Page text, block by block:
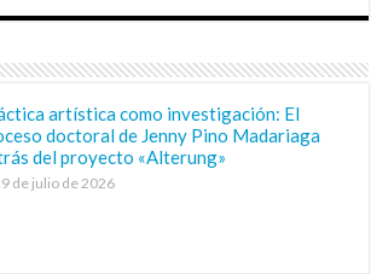
artística como investigación: El
doctoral de Jenny Pino Madariaga
del proyecto «Alterung»
de julio de 2026